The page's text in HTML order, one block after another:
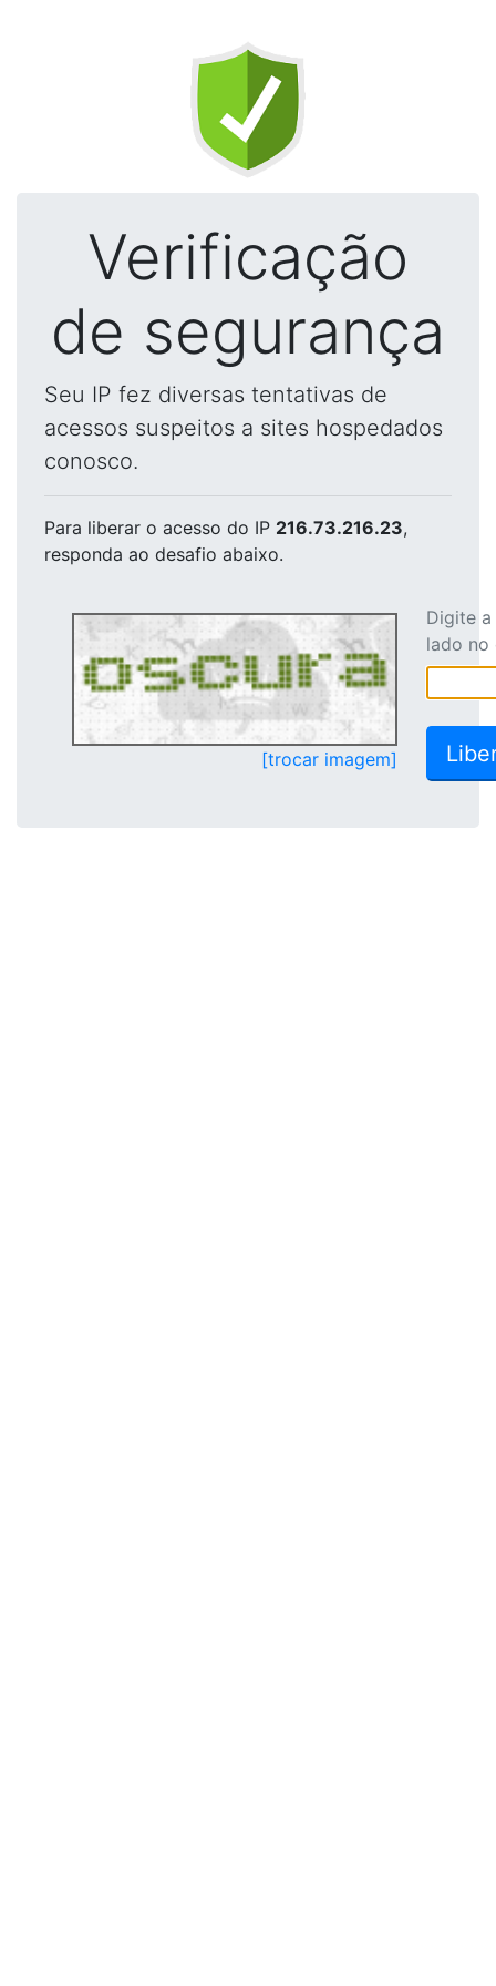
Verificação
de segurança
Seu IP fez diversas tentativas de
acessos suspeitos a sites hospedados
conosco.
Para liberar o acesso do IP 216.73.216.23,
responda ao desafio abaixo.
[trocar imagem]
Digite
lado no